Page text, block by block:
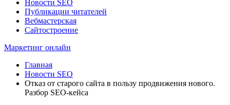
Новости SEO
Публикации читателей
Вебмастерская
Сайтостроение
Маркетинг онлайн
Главная
Новости SEO
Отказ от старого сайта в пользу продвижения нового.
Разбор SEO-кейса